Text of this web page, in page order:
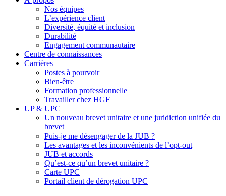
Nos équipes
L’expérience client
Diversité, équité et inclusion
Durabilité
Engagement communautaire
Centre de connaissances
Carrières
Postes à pourvoir
Bien-être
Formation professionnelle
Travailler chez HGF
UP & UPC
Un nouveau brevet unitaire et une juridiction unifiée du
brevet
Puis-je me désengager de la JUB ?
Les avantages et les inconvénients de l’opt-out
JUB et accords
Qu’est-ce qu’un brevet unitaire ?
Carte UPC
Portail client de dérogation UPC